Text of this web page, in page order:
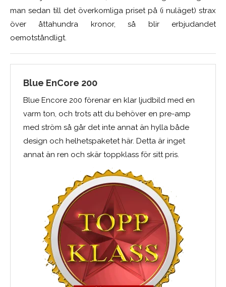
man sedan till det överkomliga priset på (i nuläget) strax
över åttahundra kronor, så blir erbjudandet
oemotståndligt.
Blue EnCore 200
Blue Encore 200 förenar en klar ljudbild med en
varm ton, och trots att du behöver en pre-amp
med ström så går det inte annat än hylla både
design och helhetspaketet här. Detta är inget
annat än ren och skär toppklass för sitt pris.